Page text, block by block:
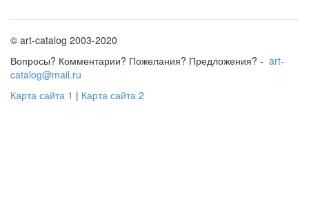
© art-catalog 2003-2020
Вопросы? Комментарии? Пожелания? Предложения? - art-
catalog@mail.ru
Карта сайта 1 | Карта сайта 2